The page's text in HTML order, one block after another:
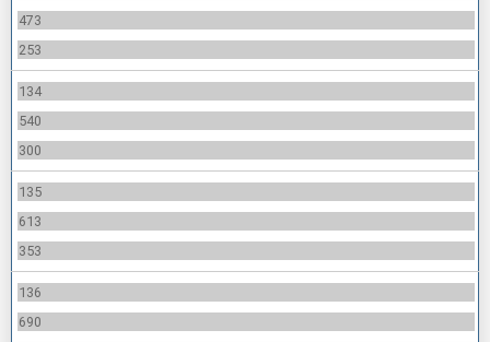
473
253
134
540
300
135
613
353
136
690